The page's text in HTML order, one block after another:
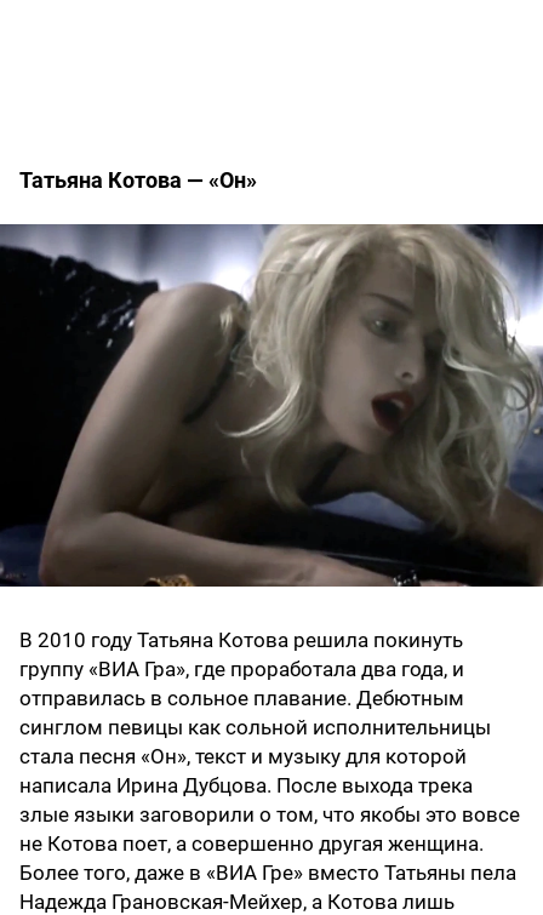
Татьяна Котова — «Он»
В 2010 году Татьяна Котова решила покинуть
группу «ВИА Гра», где проработала два года, и
отправилась в сольное плавание. Дебютным
синглом певицы как сольной исполнительницы
стала песня «Он», текст и музыку для которой
написала Ирина Дубцова. После выхода трека
злые языки заговорили о том, что якобы это вовсе
не Котова поет, а совершенно другая женщина.
Более того, даже в «ВИА Гре» вместо Татьяны пела
Надежда Грановская-Мейхер, а Котова лишь